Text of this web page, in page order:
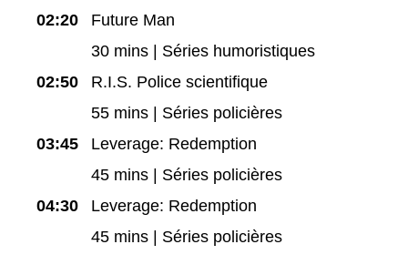
02:20Future Man
30 mins | Séries humoristiques
02:50R.I.S. Police scientifique
55 mins | Séries policières
03:45Leverage: Redemption
45 mins | Séries policières
04:30Leverage: Redemption
45 mins | Séries policières